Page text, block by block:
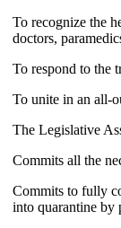
To recognize the
doctors,
To respond to the
To unite in an all-
The Legislative
Commits all the
Commits to fully
into quarantine by